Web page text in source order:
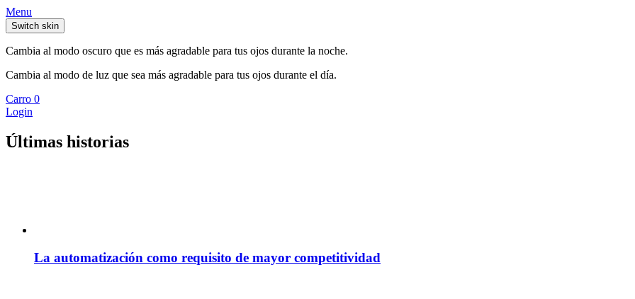
Menu
Switch skin
Cambia al modo oscuro que es más agradable para tus ojos durante la noche.
Cambia al modo de luz que sea más agradable para tus ojos durante el día.
Carro 0
Login
Últimas historias
La automatización como requisito de mayor competitividad